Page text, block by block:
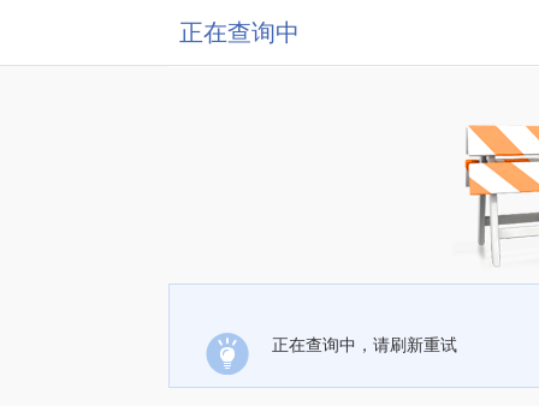
正在查询中
正在查询中，请刷新重试